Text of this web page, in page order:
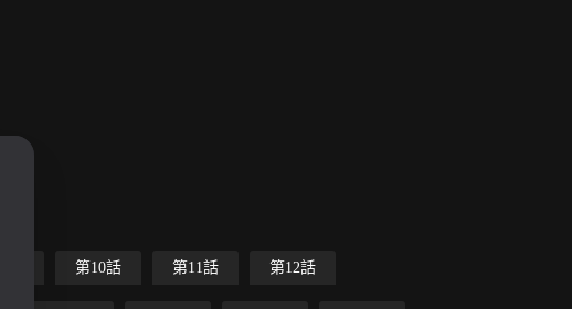
第10話 第11話 第12話